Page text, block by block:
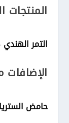
المنتجات
التمر
الإضافات
حامض